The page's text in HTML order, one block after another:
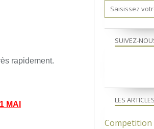
rapidement.
MAI
SUIVEZ-
LES ARTICLES
Competition